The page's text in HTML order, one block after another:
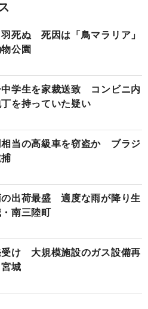
死ぬ 死因は「鳥マラリア」
公園
中学生を家裁送致 コンビニ内
丁を持っていた疑い
相当の高級車を窃盗か ブラジ
の出荷最盛 適度な雨が降り生
南三陸町
受け 大規模施設のガス設備再
城